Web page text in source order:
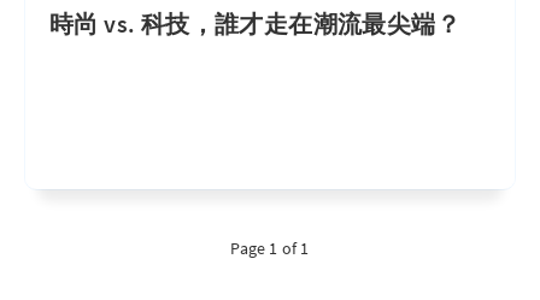
時尚 vs. 科技，誰才走在潮流最尖端？
Page 1 of 1